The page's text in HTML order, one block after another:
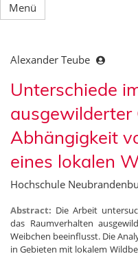
Menü
Alexander Teube
Unterschiede
ausgewilderter
Abhängigkeit
eines lokalen
Hochschule
Abstract: Die Arbeit
das Raumverhalten
Weibchen beeinflusst. Die
in Gebieten mit lokalem